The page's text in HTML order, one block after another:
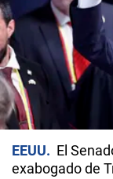
EEUU
El
exabogado de